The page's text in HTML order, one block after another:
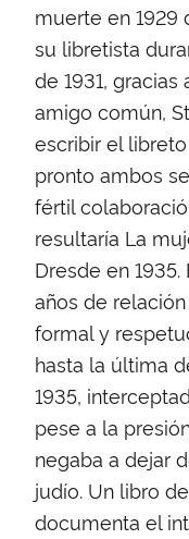
muerte en 1929
su libretista
de 1931,
amigo común,
escribir el
pronto ambos
fértil
resultaría La
Dresde en
años de
formal y
hasta la última
1935,
pese a la
negaba a dejar
judío. Un libro
documenta el